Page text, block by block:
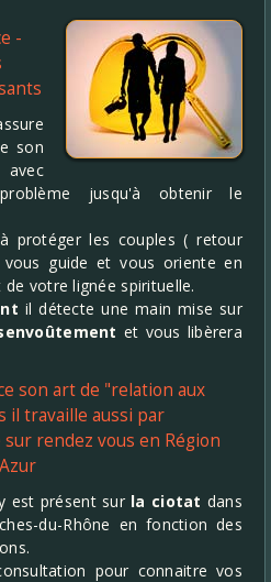
-
son
jusqu'à obtenir le
protéger les couples ( retour
guide et vous oriente en
votre lignée spirituelle.
il détecte une main mise sur
et vous libèrera
son art de "relation aux
il travaille aussi par
rendez vous en Région
est présent sur la ciotat dans
du-Rhône en fonction des
pour connaitre vos